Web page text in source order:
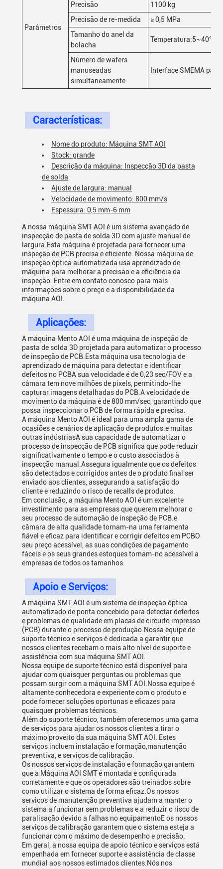
Parâmetros
Precisão
1100 kg
Precisão de re-medida
≥ 0,5 MPa
Tamanho do anel da
bolacha
Temperatura:5~40°C,
Número de wafers
manuseadas
simultaneamente
Interface SMEMA
Características:
Nome do produto: Máquina SMT AOI
Stock: grande
Descrição da máquina: Inspecção 3D da pasta
de solda
Ajuste de largura: manual
Velocidade de movimento: 800 mm/s
Espessura: 0,5 mm-6 mm
A nossa máquina SMT AOI é um sistema avançado de
inspecção de pasta de solda 3D com ajuste manual de
largura.Esta máquina é projetada para fornecer uma
inspeção de PCB precisa e eficiente. Nossa máquina de
inspeção óptica automatizada usa aprendizado de
máquina para melhorar a precisão e a eficiência da
inspeção. Entre em contato conosco para mais
informações sobre o preço e a disponibilidade da
máquina AOI.
Aplicações:
A máquina Mento AOI é uma máquina de inspeção de
pasta de solda 3D projetada para automatizar o processo
de inspeção de PCB.Esta máquina usa tecnologia de
aprendizado de máquina para detectar e identificar
defeitos no PCBA sua velocidade é de 0,23 sec/FOV e a
câmara tem nove milhões de pixels, permitindo-lhe
capturar imagens detalhadas do PCB.A velocidade de
movimento da máquina é de 800 mm/sec, garantindo que
possa inspeccionar o PCB de forma rápida e precisa.
A máquina Mento AOI é ideal para uma ampla gama de
ocasiões e cenários de aplicação de produtos.e muitas
outras indústriasA sua capacidade de automatizar o
processo de inspecção de PCB significa que pode reduzir
significativamente o tempo e o custo associados à
inspecção manual.Assegura igualmente que os defeitos
são detectados e corrigidos antes de o produto final ser
enviado aos clientes, assegurando a satisfação do
cliente e reduzindo o risco de recalls de produtos.
Em conclusão, a máquina Mento AOI é um excelente
investimento para as empresas que querem melhorar o
seu processo de automação de inspeção de PCB.e
câmara de alta qualidade tornam-na uma ferramenta
fiável e eficaz para identificar e corrigir defeitos em PCBO
seu preço acessível, as suas condições de pagamento
fáceis e os seus grandes estoques tornam-no acessível a
empresas de todos os tamanhos.
Apoio e Serviços:
A máquina SMT AOI é um sistema de inspeção óptica
automatizado de ponta concebido para detectar defeitos
e problemas de qualidade em placas de circuito impresso
(PCB) durante o processo de produção.Nossa equipe de
suporte técnico e serviços é dedicada a garantir que
nossos clientes recebam o mais alto nível de suporte e
assistência com sua máquina SMT AOI.
Nossa equipe de suporte técnico está disponível para
ajudar com quaisquer perguntas ou problemas que
possam surgir com a máquina SMT AOI.Nossa equipe é
altamente conhecedora e experiente com o produto e
pode fornecer soluções oportunas e eficazes para
quaisquer problemas técnicos.
Além do suporte técnico, também oferecemos uma gama
de serviços para ajudar os nossos clientes a tirar o
máximo proveito da sua máquina SMT AOI. Estes
serviços incluem instalação e formação,manutenção
preventiva, e serviços de calibração.
Os nossos serviços de instalação e formação garantem
que a Máquina AOI SMT é montada e configurada
corretamente e que os operadores são treinados sobre
como utilizar o sistema de forma eficaz.Os nossos
serviços de manutenção preventiva ajudam a manter o
sistema a funcionar sem problemas e a reduzir o risco de
paralisação devido a falhas no equipamentoE os nossos
serviços de calibração garantem que o sistema esteja a
funcionar com o máximo de desempenho e precisão.
Em geral, a nossa equipa de apoio técnico e serviços está
empenhada em fornecer suporte e assistência de classe
mundial aos nossos estimados clientes.Nós nos